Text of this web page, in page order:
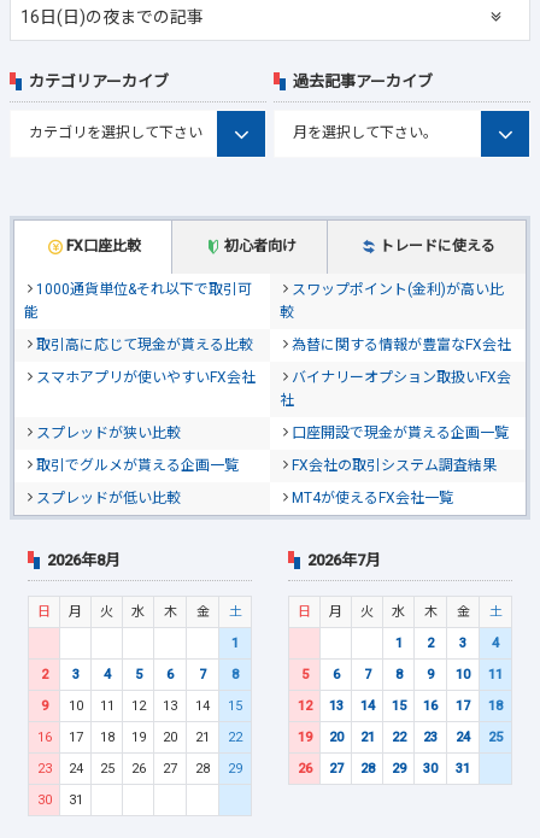
16日(日)の夜までの記事
FX口座比較 初心者向け トレードに使える
1000通貨単位&それ以下で取引可
能
スワップポイント(金利)が高い比
較
取引高に応じて現金が貰える比較
為替に関する情報が豊富なFX会社
スマホアプリが使いやすいFX会社
バイナリーオプション取扱いFX会
社
スプレッドが狭い比較
口座開設で現金が貰える企画一覧
取引でグルメが貰える企画一覧
FX会社の取引システム調査結果
スプレッドが低い比較
MT4が使えるFX会社一覧
カテゴリアーカイブ 過去記事アーカイブ
2026年8月
日 月 火 水 木 金
土
1
2
3 4 5 6 7
8
9
10 11 12 13 14
15
16
17 18 19 20 21
22
23
24 25 26 27 28
29
30
31
2026年7月
日 月 火 水 木 金
土
1
2 3
4
5
6 7 8 9 10
11
12
13 14 15 16 17
18
19
20 21 22 23 24
25
26
27 28 29 30 31